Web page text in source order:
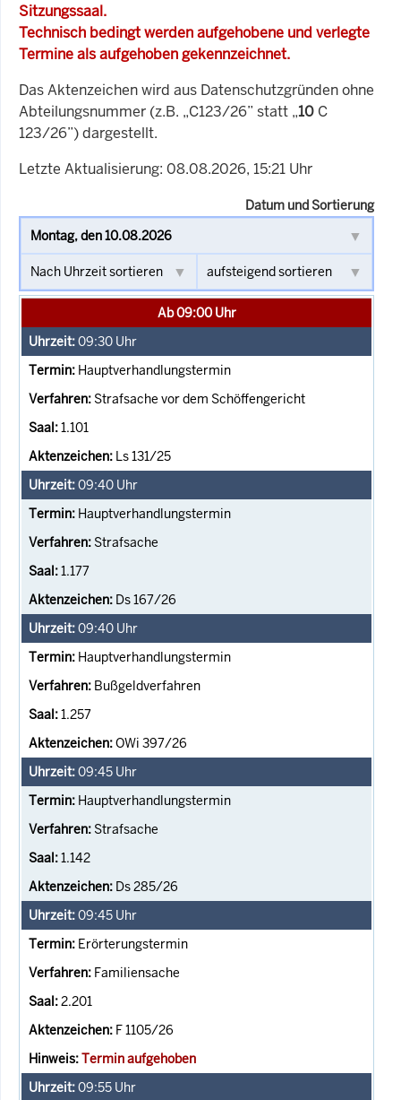
Sitzungssaal.
Technisch bedingt werden aufgehobene und verlegte
Termine als aufgehoben gekennzeichnet.
Das Aktenzeichen wird aus Datenschutzgründen ohne
Abteilungsnummer (z.B. „C123/26” statt „10 C
123/26”) dargestellt.
Letzte Aktualisierung: 08.08.2026, 15:21 Uhr
Datum und Sortierung
Ab 09:00 Uhr
09:30 Uhr
Hauptverhandlungstermin
Strafsache vor dem Schöffengericht
1.101
Ls 131/25
09:40 Uhr
Hauptverhandlungstermin
Strafsache
1.177
Ds 167/26
09:40 Uhr
Hauptverhandlungstermin
Bußgeldverfahren
1.257
OWi 397/26
09:45 Uhr
Hauptverhandlungstermin
Strafsache
1.142
Ds 285/26
09:45 Uhr
Erörterungstermin
Familiensache
2.201
F 1105/26
Termin aufgehoben
09:55 Uhr